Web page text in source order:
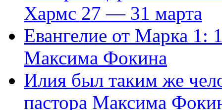
Хармс 27 — 31 марта
Евангелие от Марка 1:
Максима Фокина
Илия был таким же
пастора Максима